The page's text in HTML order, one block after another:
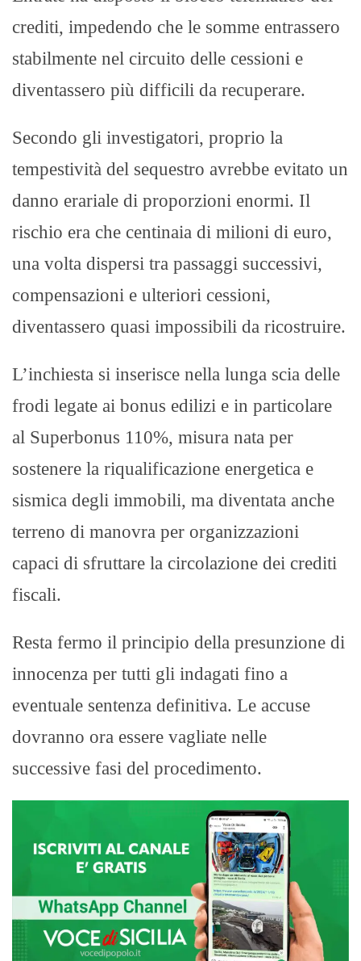
crediti, impedendo che le somme entrassero
stabilmente nel circuito delle cessioni e
diventassero più difficili da recuperare.
Secondo gli investigatori, proprio la
tempestività del sequestro avrebbe evitato un
danno erariale di proporzioni enormi. Il
rischio era che centinaia di milioni di euro,
una volta dispersi tra passaggi successivi,
compensazioni e ulteriori cessioni,
diventassero quasi impossibili da ricostruire.
L’inchiesta si inserisce nella lunga scia delle
frodi legate ai bonus edilizi e in particolare
al Superbonus 110%, misura nata per
sostenere la riqualificazione energetica e
sismica degli immobili, ma diventata anche
terreno di manovra per organizzazioni
capaci di sfruttare la circolazione dei crediti
fiscali.
Resta fermo il principio della presunzione di
innocenza per tutti gli indagati fino a
eventuale sentenza definitiva. Le accuse
dovranno ora essere vagliate nelle
successive fasi del procedimento.